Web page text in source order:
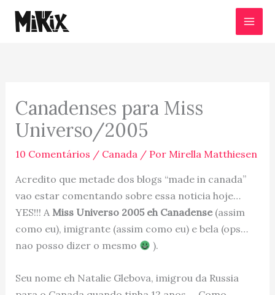
para
Canadenses para Miss
Universo/2005
10 Comentários / Canada/ Por Mirella Matthiesen
Acredito que metade dos blogs “made in canada”
vao estar comentando sobre essa noticia hoje…
YES!!! A Miss Universo 2005 eh Canadense (assim
como eu), imigrante (assim como eu) e bela (ops…
nao posso dizer o mesmo
).
Seu nome eh Natalie Glebova, imigrou da Russia